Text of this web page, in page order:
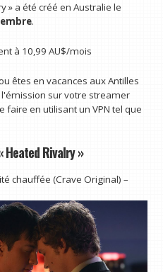
» a été créé en Australie le
.
à 10,99 AU$/mois
êtes en vacances aux Antilles
sur votre streamer
faire en utilisant un VPN tel que
Heated Rivalry »
chauffée (Crave Original) –